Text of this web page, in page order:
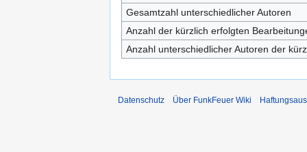
Gesamtzahl unterschiedlicher Autoren
Anzahl der kürzlich erfolgten
Anzahl unterschiedlicher Autoren der
Datenschutz Über FunkFeuer Wiki